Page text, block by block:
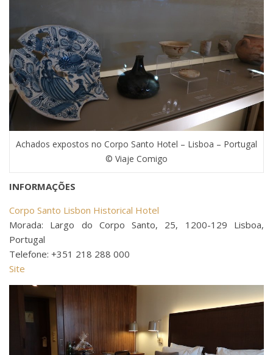
Achados expostos no Corpo Santo Hotel – Lisboa – Portugal
© Viaje Comigo
INFORMAÇÕES
Corpo Santo Lisbon Historical Hotel
Morada: Largo do Corpo Santo, 25, 1200-129 Lisboa,
Portugal
Telefone: +351 218 288 000
Site